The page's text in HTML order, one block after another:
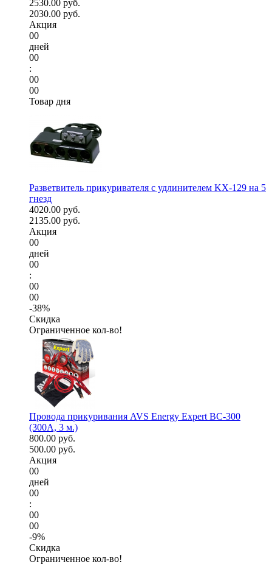
2530.00 руб.
2030.00 руб.
Акция
00
дней
00
:
00
00
Товар дня
Разветвитель прикуривателя с удлинителем KX-129 на 5
гнезд
4020.00 руб.
2135.00 руб.
Акция
00
дней
00
:
00
00
-38%
Скидка
Ограниченное кол-во!
Провода прикуривания AVS Energy Expert BC-300
(300А, 3 м.)
800.00 руб.
500.00 руб.
Акция
00
дней
00
:
00
00
-9%
Скидка
Ограниченное кол-во!